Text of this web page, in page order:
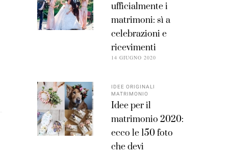
ufficialmente i
matrimoni: sì a
celebrazioni e
ricevimenti
14 GIUGNO 2020
IDEE ORIGINALI
MATRIMONIO
Idee per il
matrimonio 2020:
ecco le 150 foto
che devi